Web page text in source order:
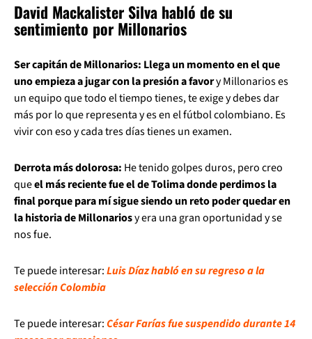
David Mackalister Silva habló de su
sentimiento por Millonarios
Ser capitán de Millonarios: Llega un momento en el que
uno empieza a jugar con la presión a favory Millonarios es
un equipo que todo el tiempo tienes, te exige y debes dar
más por lo que representa y es en el fútbol colombiano. Es
vivir con eso y cada tres días tienes un examen.
Derrota más dolorosa: He tenido golpes duros, pero creo
queel más reciente fue el de Tolima donde perdimos la
final porque para mí sigue siendo un reto poder quedar en
la historia de Millonariosy era una gran oportunidad y se
nos fue.
Te puede interesar:Luis Díaz habló en su regreso a la
selección Colombia
Te puede interesar: César Farías fue suspendido durante 14